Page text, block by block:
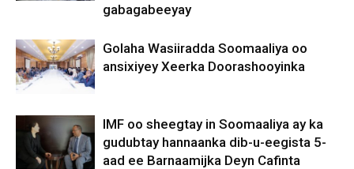
gabagabeeyay
Golaha Wasiiradda Soomaaliya oo
ansixiyey Xeerka Doorashooyinka
IMF oo sheegtay in Soomaaliya ay ka
gudubtay hannaanka dib-u-eegista 5-
aad ee Barnaamijka Deyn Cafinta